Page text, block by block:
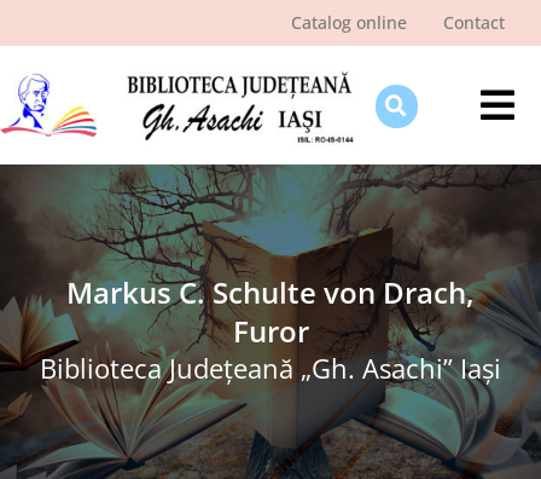
Catalog online Contact
Despre bibliotecă
Pagina cititorului
Ştiri şi evenimente
Programe şi proiecte
Interes public
Markus C. Schulte von Drach,
Furor
Biblioteca Judeţeană „Gh. Asachi” Iaşi